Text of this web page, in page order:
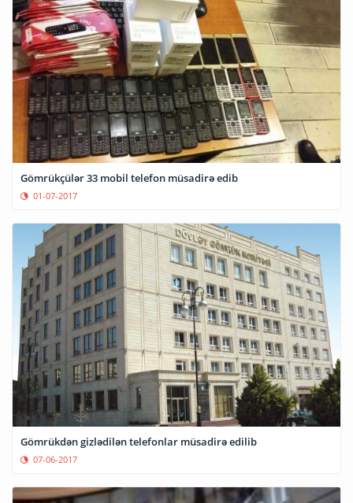
Gömrükçülər 33 mobil telefon müsadirə edib
01-07-2017
Gömrükdən gizlədilən telefonlar müsadirə edilib
07-06-2017